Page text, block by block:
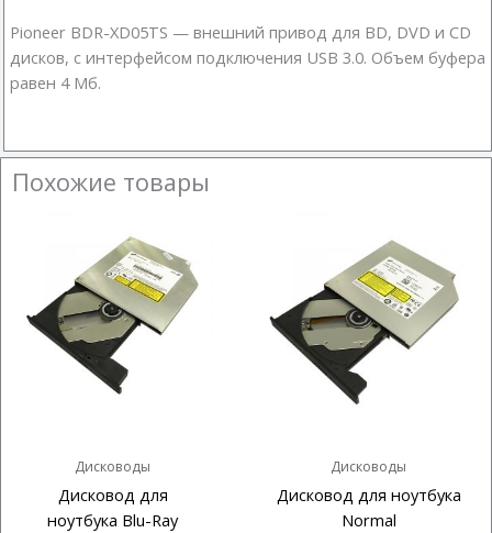
Pioneer BDR-XD05TS — внешний привод для BD, DVD и CD
дисков, с интерфейсом подключения USB 3.0. Объем буфера
равен 4 Мб.
Похожие товары
Дисководы
Дисковод для
ноутбука Blu-Ray
Дисководы
Дисковод для ноутбука
Normal